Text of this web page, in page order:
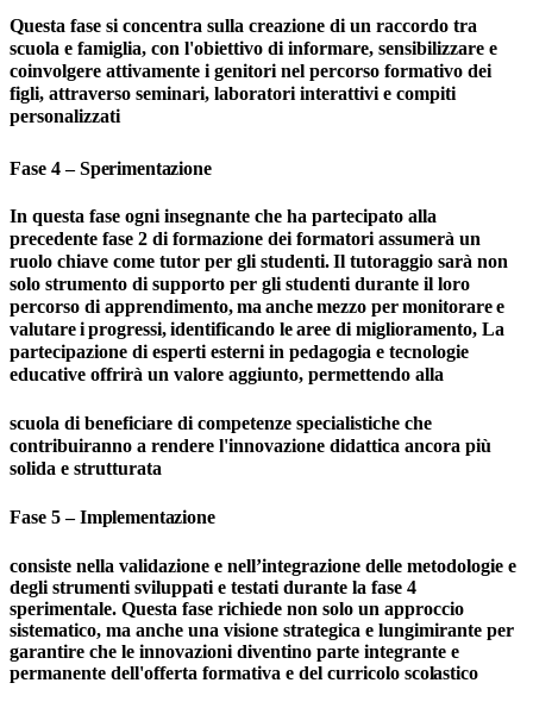
Questa fase si concentra sulla creazione di un raccordo tra
scuola e famiglia, con l'obiettivo di informare, sensibilizzare e
coinvolgere attivamente i genitori nel percorso formativo dei
figli, attraverso seminari, laboratori interattivi e compiti
personalizzati
Fase 4 –Sperimentazione
In questa fase ogni insegnante che ha partecipato alla
precedente fase 2 di formazione dei formatori assumerà un
ruolo chiave come tutor per gli studenti. Il tutoraggio sarà non
solo strumento di supporto per gli studenti durante il loro
percorso di apprendimento,ma anche mezzo per monitorare e
valutareiprogressi,identificando le aree di miglioramento, La
partecipazione di esperti esterni in pedagogia e tecnologie
educative offrirà un valore aggiunto, permettendo alla
scuola di beneficiare di competenze specialistiche che
contribuiranno a rendere l'innovazione didattica ancora più
solida e strutturata
Fase 5 –Implementazione
consiste nella validazione e nell’integrazione delle metodologie e
degli strumenti sviluppati e testati durante la fase 4
sperimentale. Questa fase richiede non solo un approccio
sistematico, ma anche una visione strategica e lungimirante per
garantire che le innovazioni diventino parte integrante e
permanente dell'offerta formativa e del curricolo scolastico